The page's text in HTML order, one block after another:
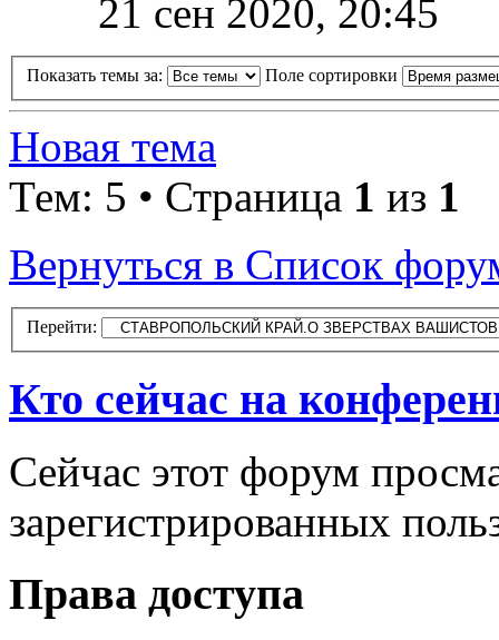
21 сен 2020, 20:45
Показать темы за: Поле сортировки
Новая тема
Тем: 5 • Страница 1 из 1
Вернуться в Список
Перейти:
Кто сейчас на
Сейчас этот форум
зарегистрированных
Права доступа